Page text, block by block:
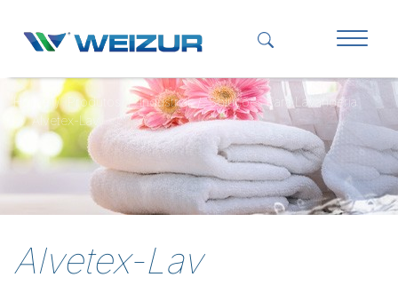
Home Produtos Industrial
Soluções Para Lavanderia
Alvetex-Lav
Alvetex-Lav